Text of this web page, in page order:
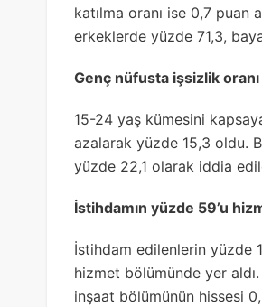
katılma oranı ise 0,7
erkeklerde yüzde 71,3,
Genç nüfusta işsizlik
15-24 yaş kümesini
azalarak yüzde 15,3 oldu.
yüzde 22,1 olarak iddia
İstihdamın yüzde 59’u
İstihdam edilenlerin yüzde
hizmet bölümünde yer aldı.
inşaat bölümünün hissesi